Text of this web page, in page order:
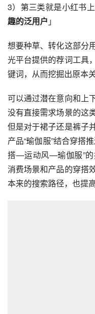
3）第三类就是小红书
趣的泛用户 」
想要种草、转化这部分
光平台提供的荐词工具
键词，从而挖掘出原本
可以通过潜在意向和上
没有直接需求场景的这
但是对于裙子还是裤子
产品“瑜伽服”结合穿搭
搭—运动风—瑜伽服”的
消费场景和产品的穿搭
本来的搜索路径，也提